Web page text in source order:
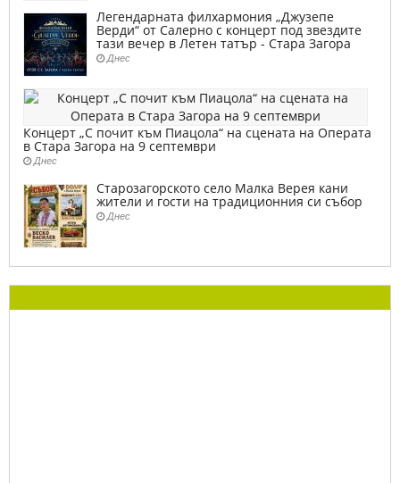
Легендарната филхармония „Джузепе
Верди“ от Салерно с концерт под звездите
тази вечер в Летен татър - Стара Загора
Днес
Концерт „С почит към Пиацола“ на сцената на Операта
в Стара Загора на 9 септември
Днес
Старозагорското село Малка Верея кани
жители и гости на традиционния си събор
Днес